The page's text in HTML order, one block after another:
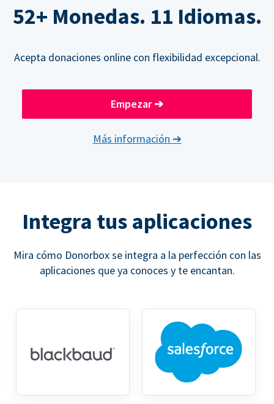
52+ Monedas. 11 Idiomas.
Acepta donaciones online con flexibilidad excepcional.
Empezar➔
Más información ➔
Integra tus aplicaciones
Mira cómo Donorbox se integra a la perfección con las
aplicaciones que ya conoces y te encantan.